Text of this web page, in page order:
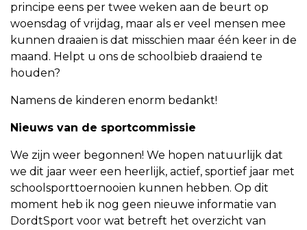
principe eens per twee weken aan de beurt op
woensdag of vrijdag, maar als er veel mensen mee
kunnen draaien is dat misschien maar één keer in de
maand. Helpt u ons de schoolbieb draaiend te
houden?
Namens de kinderen enorm bedankt!
Nieuws van de sportcommissie
We zijn weer begonnen! We hopen natuurlijk dat
we dit jaar weer een heerlijk, actief, sportief jaar met
schoolsporttoernooien kunnen hebben. Op dit
moment heb ik nog geen nieuwe informatie van
DordtSport voor wat betreft het overzicht van